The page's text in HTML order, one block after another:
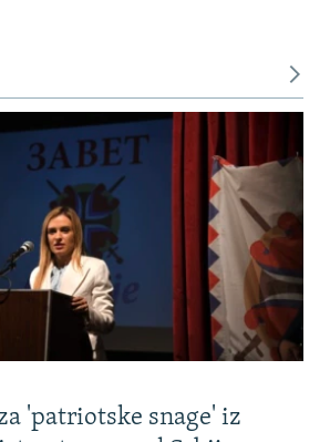
'patriotske snage' iz